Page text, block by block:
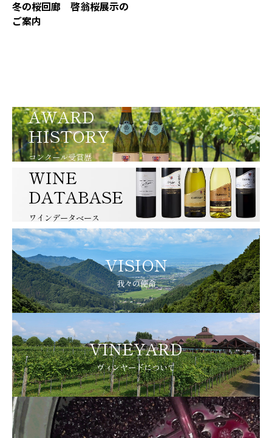
冬の桜回廊 啓翁桜展示の
ご案内
AWARD
HISTORY
コンクール受賞歴
WINE
DATABASE
ワインデータベース
VISION
我々の使命
VINEYARD
ヴィンヤードについて